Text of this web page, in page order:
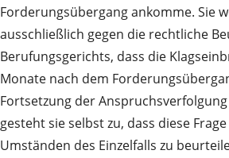
Forderungsübergang ankomme. Sie
ausschließlich gegen die rechtliche
Berufungsgerichts, dass die
Monate nach dem
Fortsetzung der
gesteht sie selbst zu, dass diese
Umständen des Einzelfalls zu